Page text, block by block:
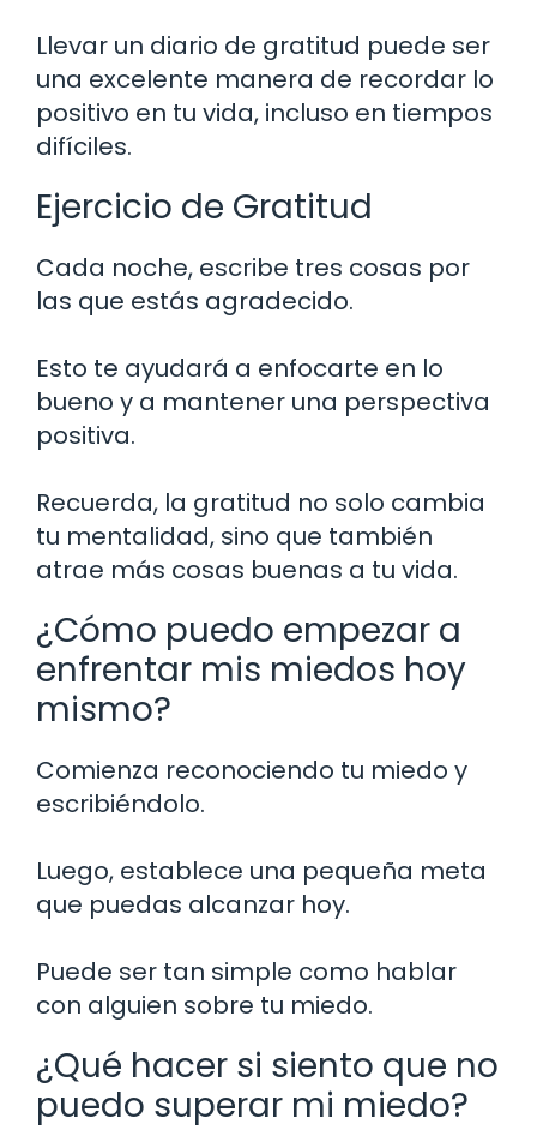
Llevar un diario de gratitud puede ser
una excelente manera de recordar lo
positivo en tu vida, incluso en tiempos
difíciles.
Ejercicio de Gratitud
Cada noche, escribe tres cosas por
las que estás agradecido.
Esto te ayudará a enfocarte en lo
bueno y a mantener una perspectiva
positiva.
Recuerda, la gratitud no solo cambia
tu mentalidad, sino que también
atrae más cosas buenas a tu vida.
¿Cómo puedo empezar a
enfrentar mis miedos hoy
mismo?
Comienza reconociendo tu miedo y
escribiéndolo.
Luego, establece una pequeña meta
que puedas alcanzar hoy.
Puede ser tan simple como hablar
con alguien sobre tu miedo.
¿Qué hacer si siento que no
puedo superar mi miedo?